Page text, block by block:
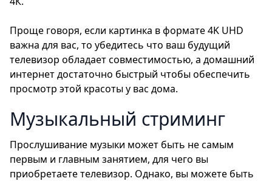
Проще говоря, если картинка в формате 4K UHD
важна для вас, то убедитесь что ваш будущий
телевизор обладает совместимостью, а домашний
интернет достаточно быстрый чтобы обеспечить
просмотр этой красоты у вас дома.
Музыкальный стриминг
Прослушивание музыки может быть не самым
первым и главным занятием, для чего вы
приобретаете телевизор. Однако, вы можете быть